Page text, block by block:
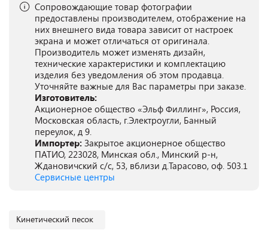
Сопровождающие товар фотографии
предоставлены производителем, отображение на
них внешнего вида товара зависит от настроек
экрана и может отличаться от оригинала.
Производитель может изменять дизайн,
технические характеристики и комплектацию
изделия без уведомления об этом продавца.
Уточняйте важные для Вас параметры при заказе.
Изготовитель:
Акционерное общество «Эльф Филлинг», Россия,
Московская область, г.Электроугли, Банный
переулок, д 9.
Импортер: Закрытое акционерное общество
ПАТИО, 223028, Минская обл., Минский р-н,
Ждановичский с/с, 53, вблизи д.Тарасово, оф. 503.1
Сервисные центры
Кинетический песок